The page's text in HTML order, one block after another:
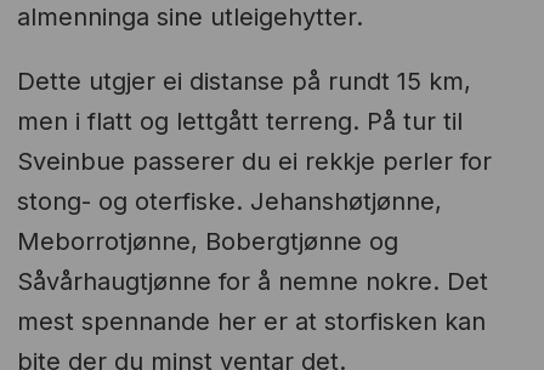
almenninga sine utleigehytter.
Dette utgjer ei distanse på rundt 15 km,
men i flatt og lettgått terreng. På tur til
Sveinbue passerer du ei rekkje perler for
stong- og oterfiske. Jehanshøtjønne,
Meborrotjønne, Bobergtjønne og
Såvårhaugtjønne for å nemne nokre. Det
mest spennande her er at storfisken kan
bite der du minst ventar det.